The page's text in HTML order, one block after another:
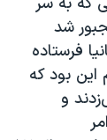
جم مجبور شد
فرستاده
بود که
و